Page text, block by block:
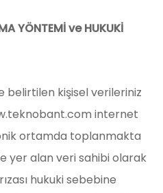
YÖNTEMİ ve HUKUKİ
belirtilen kişisel verileriniz
internet
ortamda toplanmakta
yer alan veri sahibi olarak
hukuki sebebine